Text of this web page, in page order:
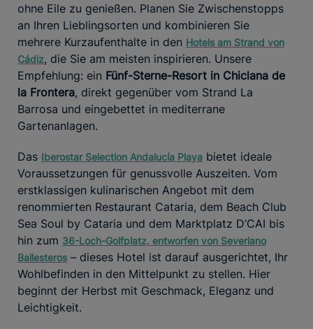
ohne Eile zu genießen. Planen Sie Zwischenstopps
an Ihren Lieblingsorten und kombinieren Sie
mehrere Kurzaufenthalte in den Hotels am Strand von
Cádiz, die Sie am meisten inspirieren. Unsere
Empfehlung: ein Fünf-Sterne-Resort in Chiclana de
la Frontera, direkt gegenüber vom Strand La
Barrosa und eingebettet in mediterrane
Gartenanlagen.
Das Iberostar Selection Andalucía Playa bietet ideale
Voraussetzungen für genussvolle Auszeiten. Vom
erstklassigen kulinarischen Angebot mit dem
renommierten Restaurant Cataria, dem Beach Club
Sea Soul by Cataria und dem Marktplatz D’CAI bis
hin zum 36-Loch-Golfplatz, entworfen von Severiano
Ballesteros – dieses Hotel ist darauf ausgerichtet, Ihr
Wohlbefinden in den Mittelpunkt zu stellen. Hier
beginnt der Herbst mit Geschmack, Eleganz und
Leichtigkeit.